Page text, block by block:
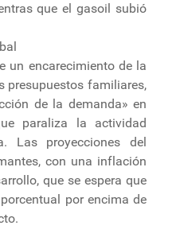
que el gasoil subió
un encarecimiento de la
presupuestos familiares,
de la demanda» en
paraliza la actividad
Las proyecciones del
con una inflación
que se espera que
por encima de